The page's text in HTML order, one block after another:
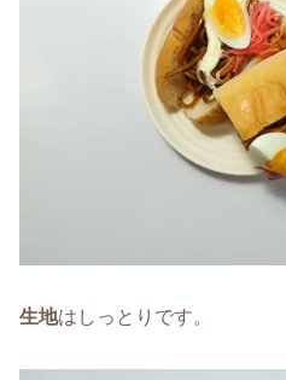
生地はしっとりです。